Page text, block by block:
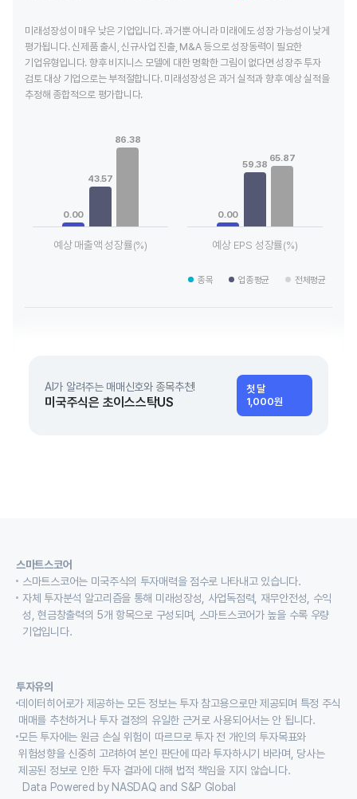
미래성장성이 매우 낮은 기업입니다. 과거뿐 아니라 미래에도 성장 가능성이 낮게
평가됩니다. 신제품 출시, 신규사업 진출, M&A 등으로 성장동력이 필요한
기업유형입니다. 향후 비지니스 모델에 대한 명확한 그림이 없다면 성장주 투자
검토 대상 기업으로는 부적절합니다. 미래성장성은 과거 실적과 향후 예상 실적을
추정해 종합적으로 평가합니다.
View as data table, Chart
The chart has 1 X axis displaying categories.
The chart has 1 Y axis displaying values. Data ranges from
0.00
43.57
86.38
예상 매출액 성장률(%)
The chart has 1 X axis
The chart has 1 Y axis
0.00
59.38
65.87
예상 EPS 성장률(%)
종목 업종평균 전체평균
AI가 알려주는 매매신호와 종목추천!
미국주식은 초이스스탁US
첫 달
1,000원
스마트스코어
스마트스코어는 미국주식의 투자매력을 점수로 나타내고 있습니다.
자체 투자분석 알고리즘을 통해 미래성장성, 사업독점력, 재무안전성, 수익
성, 현금창출력의 5개 항목으로 구성되며, 스마트스코어가 높을 수록 우량
기업입니다.
투자유의
데이터히어로가 제공하는 모든 정보는 투자 참고용으로만 제공되며 특정 주식
매매를 추천하거나 투자 결정의 유일한 근거로 사용되어서는 안 됩니다.
모든 투자에는 원금 손실 위험이 따르므로 투자 전 개인의 투자목표와
위험성향을 신중히 고려하여 본인 판단에 따라 투자하시기 바라며, 당사는
제공된 정보로 인한 투자 결과에 대해 법적 책임을 지지 않습니다.
Data Powered by NASDAQ and S&P Global